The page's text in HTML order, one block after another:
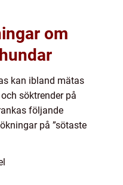
om
kan ibland mätas
söktrender på
följande
på ”sötaste